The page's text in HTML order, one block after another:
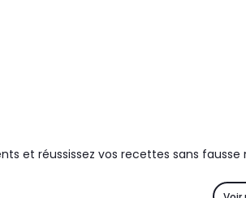
et réussissez vos recettes sans